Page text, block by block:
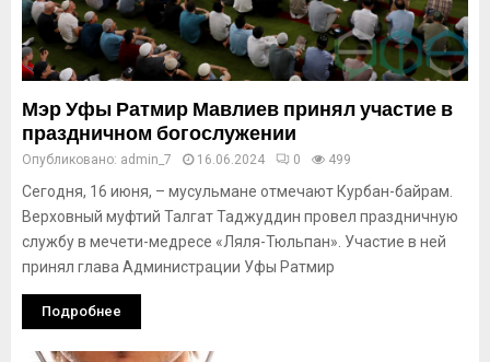
Мэр Уфы Ратмир Мавлиев принял участие в
праздничном богослужении
Опубликовано: admin_7 16.06.2024 0 499
Сегодня, 16 июня, – мусульмане отмечают Курбан-байрам.
Верховный муфтий Талгат Таджуддин провел праздничную
службу в мечети-медресе «Ляля-Тюльпан». Участие в ней
принял глава Администрации Уфы Ратмир
Подробнее